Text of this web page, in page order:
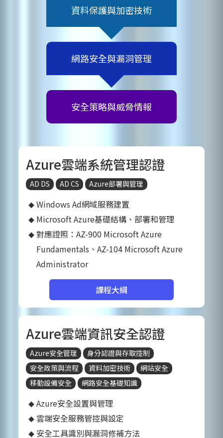
資料保護與加密技術
網路安全與漏洞管理
安全策略與威脅情報
Azure雲端系統管理認證
AD DS AD CS Azure部署與管理
Windows Ad網域服務建置
Microsoft Azure基礎結構、部署和管理
對應證照：AZ-900 Microsoft Azure
Fundamentals、AZ-104 Microsoft Azure
Administrator
課程大綱
Azure雲端資訊安全認證
Azure安全管理
身分認證與存取控制
安全政策與流程
資料加密技術
網站安全
移動設備安全
網路安全基礎知識
Azure安全設置與管理
雲端安全服務管控與設定
安全工具識別與漏洞修補方法